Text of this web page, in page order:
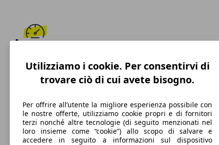
Benzina
Carburante
Utilizziamo i cookie. Per consentirvi di
trovare ciò di cui avete bisogno.
Per offrire all’utente la migliore esperienza possibile con
le nostre offerte, utilizziamo cookie propri e di fornitori
terzi nonché altre tecnologie (di seguito menzionati nel
loro insieme come “cookie”) allo scopo di salvare e
accedere in seguito a informazioni sul dispositivo